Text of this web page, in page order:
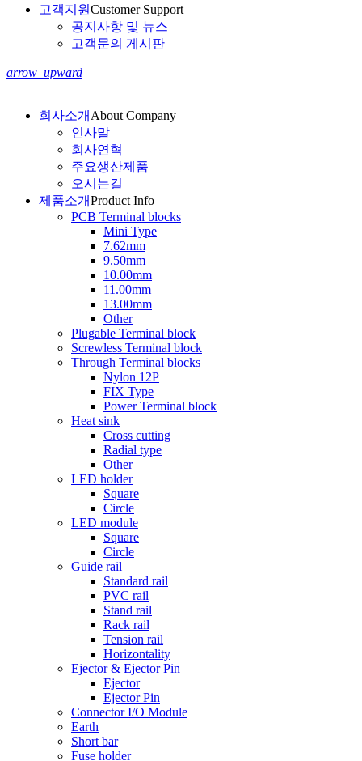
고객지원Customer Support
공지사항 및 뉴스
고객문의 게시판
arrow_upward
회사소개 About Company
인사말
회사연혁
주요생산제품
오시는길
제품소개Product Info
PCB Terminal blocks
Mini Type
7.62mm
9.50mm
10.00mm
11.00mm
13.00mm
Other
Plugable Terminal block
Screwless Terminal block
Through Terminal blocks
Nylon 12P
FIX Type
Power Terminal block
Heat sink
Cross cutting
Radial type
Other
LED holder
Square
Circle
LED module
Square
Circle
Guide rail
Standard rail
PVC rail
Stand rail
Rack rail
Tension rail
Horizontality
Ejector & Ejector Pin
Ejector
Ejector Pin
Connector I/O Module
Earth
Short bar
Fuse holder